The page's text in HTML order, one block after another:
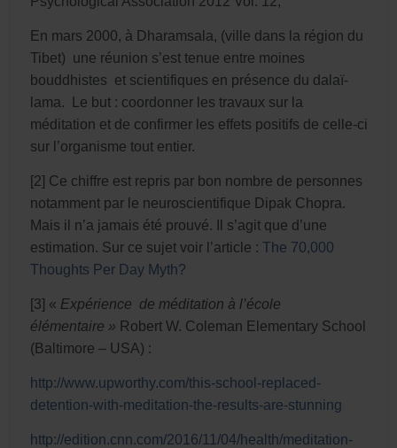
En mars 2000, à Dharamsala, (ville dans la région du
Tibet) une réunion s’est tenue entre moines
bouddhistes et scientifiques en présence du dalaï-
lama. Le but : coordonner les travaux sur la
méditation et de confirmer les effets positifs de celle-ci
sur l’organisme tout entier.
[2] Ce chiffre est repris par bon nombre de personnes
notamment par le neuroscientifique Dipak Chopra.
Mais il n’a jamais été prouvé. Il s’agit que d’une
estimation. Sur ce sujet voir l’article :The 70,000
Thoughts Per Day Myth?
[3] « Expérience de méditation à l’école
élémentaire » Robert W. Coleman Elementary School
(Baltimore – USA) :
http://www.upworthy.com/this-school-replaced-
detention-with-meditation-the-results-are-stunning
http://edition.cnn.com/2016/11/04/health/meditation-